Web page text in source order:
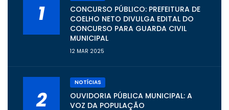
1
CONCURSO PÚBLICO: PREFEITURA DE
COELHO NETO DIVULGA EDITAL DO
CONCURSO PARA GUARDA CIVIL
MUNICIPAL
12 MAR 2025
2
NOTÍCIAS
OUVIDORIA PÚBLICA MUNICIPAL: A
VOZ DA POPULAÇÃO